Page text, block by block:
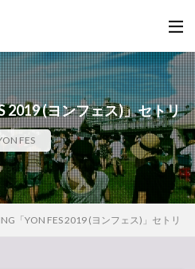
2019 (ヨンフェス)」セトリ
FES
「YON FES 2019 (ヨンフェス)」セトリ